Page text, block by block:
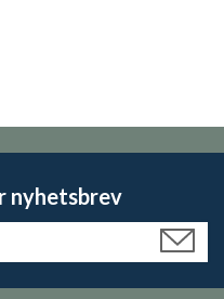
nyhetsbrev